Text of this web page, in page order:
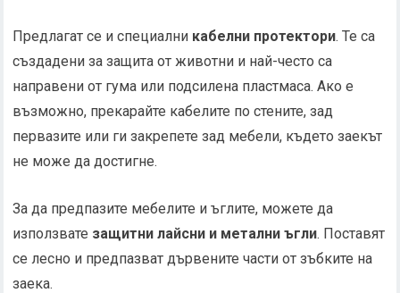
Предлагат се и специални кабелни протектори. Те са
създадени за защита от животни и най-често са
направени от гума или подсилена пластмаса. Ако е
възможно, прекарайте кабелите по стените, зад
первазите или ги закрепете зад мебели, където заекът
не може да достигне.
За да предпазите мебелите и ъглите, можете да
използвате защитни лайсни и метални ъгли. Поставят
се лесно и предпазват дървените части от зъбките на
заека.